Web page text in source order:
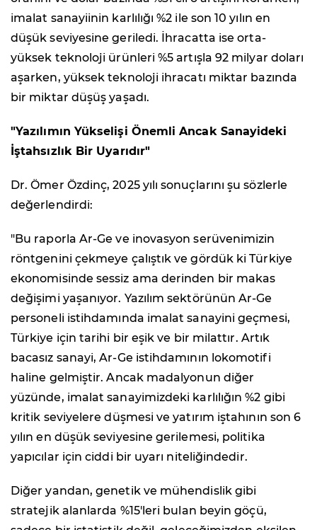
imalat sanayiinin karlılığı %2 ile son 10 yılın en
düşük seviyesine geriledi. İhracatta ise orta-
yüksek teknoloji ürünleri %5 artışla 92 milyar doları
aşarken, yüksek teknoloji ihracatı miktar bazında
bir miktar düşüş yaşadı.
"Yazılımın Yükselişi Önemli Ancak Sanayideki
İştahsızlık Bir Uyarıdır"
Dr. Ömer Özdinç, 2025 yılı sonuçlarını şu sözlerle
değerlendirdi:
"Bu raporla Ar-Ge ve inovasyon serüvenimizin
röntgenini çekmeye çalıştık ve gördük ki Türkiye
ekonomisinde sessiz ama derinden bir makas
değişimi yaşanıyor. Yazılım sektörünün Ar-Ge
personeli istihdamında imalat sanayini geçmesi,
Türkiye için tarihi bir eşik ve bir milattır. Artık
bacasız sanayi, Ar-Ge istihdamının lokomotifi
haline gelmiştir. Ancak madalyonun diğer
yüzünde, imalat sanayimizdeki karlılığın %2 gibi
kritik seviyelere düşmesi ve yatırım iştahının son 6
yılın en düşük seviyesine gerilemesi, politika
yapıcılar için ciddi bir uyarı niteliğindedir.
Diğer yandan, genetik ve mühendislik gibi
stratejik alanlarda %15'leri bulan beyin göçü,